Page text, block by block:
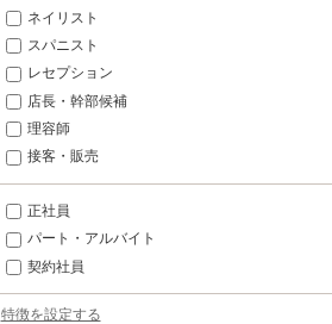
ネイリスト
スパニスト
レセプション
店長・幹部候補
理容師
接客・販売
正社員
パート・アルバイト
契約社員
特徴を設定する